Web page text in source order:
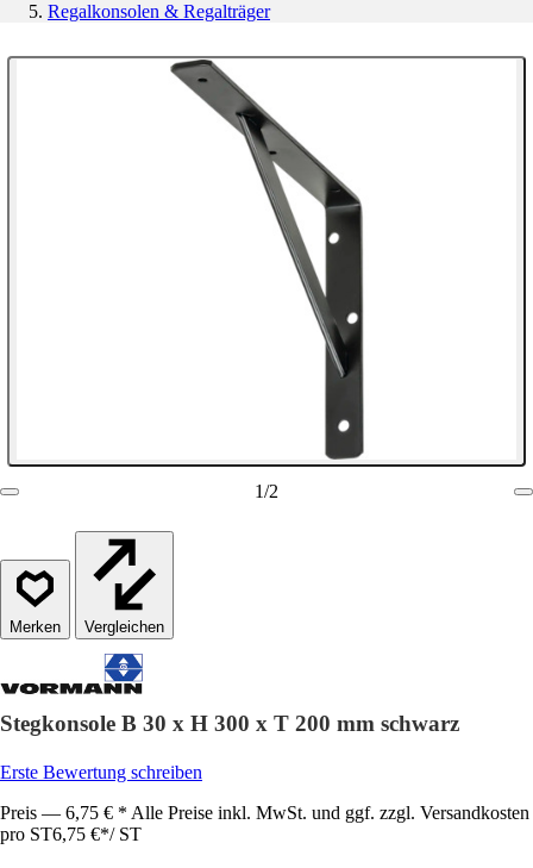
Regalkonsolen & Regalträger
1/2
Vergleichen
Stegkonsole B 30 x H 300 x T 200 mm schwarz
Erste Bewertung schreiben
Preis — 6,75 € * Alle Preise inkl. MwSt. und ggf. zzgl. Versandkosten
pro ST6,75 €*/ ST